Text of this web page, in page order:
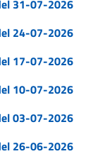
31-07-2026
24-07-2026
17-07-2026
10-07-2026
03-07-2026
26-06-2026